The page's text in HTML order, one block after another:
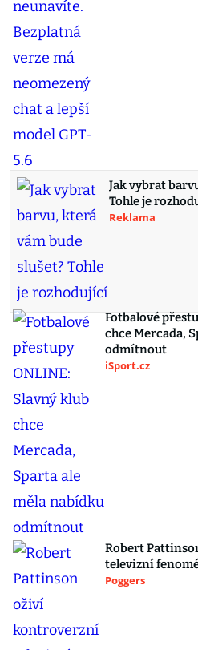
Jak vybrat
Tohle je
Reklama
Fotbalové
chce Mercada,
odmítnout
iSport.cz
Robert
televizní
Poggers